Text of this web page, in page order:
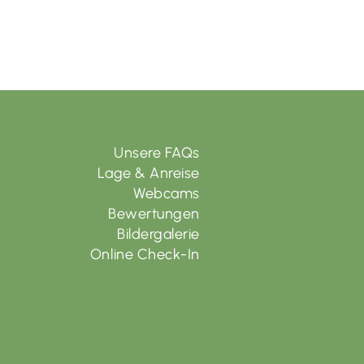
Unsere FAQs
Lage & Anreise
Webcams
Bewertungen
Bildergalerie
Online Check-In